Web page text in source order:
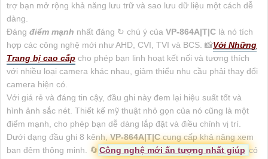
trợ bạn mở rộng khả năng lưu trữ và sao lưu dữ liệu một cách dễ
dàng.
Đáng điểm mạnh nhất đáng ↻ chú ý của VP-864A|T|C là nó tích
hợp các công nghệ mới như AHD, CVI, TVI và BCS. 📸Với Những
Trang bị cao cấp cho phép bạn linh hoạt kết nối và tương thích
với nhiều loại camera khác nhau, giảm thiểu nhu cầu phải thay đổi
camera hiện có.
Với giá rẻ và đáng tin cậy, đầu ghi này đem lại hiệu suất tốt và
hình ảnh sắc nét. Thiết kế mỹ thuật nhỏ gọn của nó cũng là một
điểm mạnh, cho phép bạn dễ dàng lắp đặt và điều chỉnh vị trí.
Dưới dạng đầu ghi 8 kênh,VP-864A|T|Ccung cấp khả năng xem
ban đêm thông minh. 🔄 Công nghệ mới ấn tượng nhất giúp có